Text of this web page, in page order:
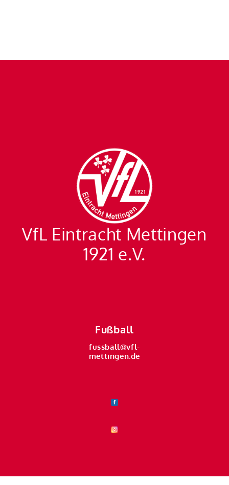
VfL Eintracht Mettingen
1921 e.V.
Fußball
fussball@vfl-
mettingen.de